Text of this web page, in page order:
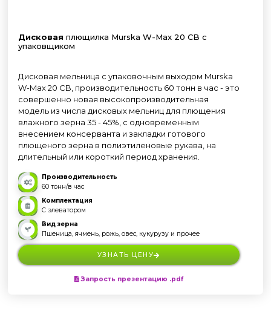
Дисковая плющилка Murska W-Max 20 CB с
упаковщиком
Дисковая мельница с упаковочным выходом Murska
W-Max 20 CB, производительность 60 тонн в час - это
совершенно новая высокопроизводительная
модель из числа дисковых мельниц для плющения
влажного зерна 35 - 45%, с одновременным
внесением консерванта и закладки готового
плющеного зерна в полиэтиленовые рукава, на
длительный или короткий период хранения.
Производительность
60 тонн/в час
Комплектация
С элеватором
Вид зерна
Пшеница, ячмень, рожь, овес, кукурузу и прочее
УЗНАТЬ ЦЕНУ
Запрость презентацию .pdf